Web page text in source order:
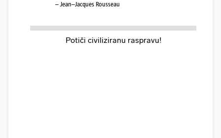
– Jean–Jacques Rousseau
Potiči civiliziranu raspravu!